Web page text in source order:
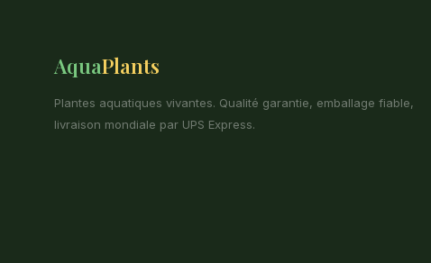
AquaPlants
Plantes aquatiques vivantes. Qualité garantie, emballage fiable,
livraison mondiale par UPS Express.